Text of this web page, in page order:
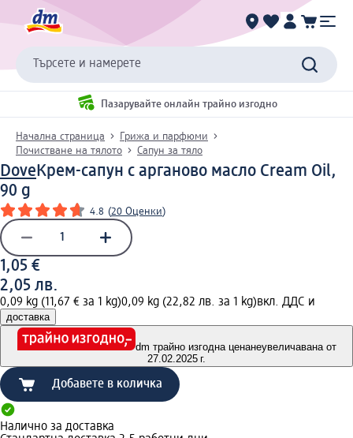
Търсете и намерете
Пазарувайте онлайн трайно изгодно
Начална страница
Грижа и парфюми
Почистване на тялото
Сапун за тяло
Dove Крем-сапун с арганово масло Cream Oil,
90 g
4.8 (20 Оценки)
1,05 €
2,05 лв.
0,09 kg (11,67 € за 1 kg)0,09 kg (22,82 лв. за 1 kg)вкл. ДДС и
доставка
dm трайно изгодна ценанеувеличавана от
27.02.2025 г.
Добавете в количка
Налично за доставка